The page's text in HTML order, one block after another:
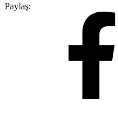
Paylaş: